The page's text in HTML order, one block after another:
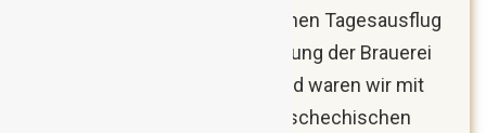
Weihnachten? Zum Beispiel einen Tagesausflug
nach Brünn mit einer Besichtigung der Brauerei
Starobrno! Von Wien ausgehend waren wir mit
dem Zug in 90 Minuten in der tschechischen